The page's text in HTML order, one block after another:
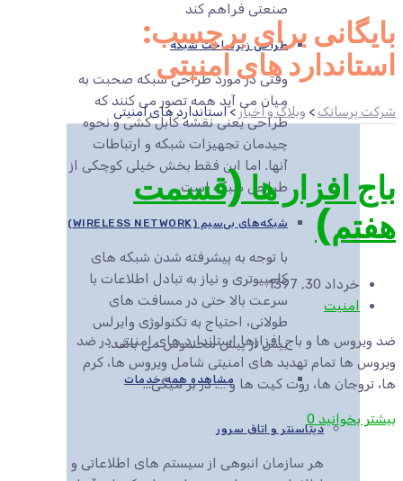
صنعتی فراهم کند
طراحی زیرساخت شبکه
وقتی در مورد طراحی شبکه صحبت به
میان می آید همه تصور می کنند که
طراحی یعنی نقشه کابل کشی و نحوه
چیدمان تجهیزات شبکه و ارتباطات
آنها. اما این فقط بخش خیلی کوچکی از
طراحی شبکه است.
شبکه‌های بی‌سیم (WIRELESS NETWORK)
با توجه به پیشرفته شدن شبکه های
کامپیوتری و نیاز به تبادل اطلاعات با
سرعت بالا حتی در مسافت های
طولانی، احتیاج به تکنولوژی وایرلس
بیش از پیش محسوس می باشد.
مشاهده همه خدمات
دیتاسنتر و اتاق سرور
هر سازمان انبوهی از سیستم های اطلاعاتی و
بایگانی برای برچسب:
استاندارد های امنیتی
شرکت پرساتک > وبلاگ و اخبار > استاندارد های امنیتی
باج افزار ها (قسمت
هفتم)
خرداد 30, 1397
امنیت
ضد ویروس ها و باج افزارها استاندارد های امنیتی در ضد
ویروس ها تمام تهدید های امنیتی شامل ویروس ها، کرم
ها، تروجان ها، روت کیت ها و …. در بر میگی...
بیشتر بخوانید 0